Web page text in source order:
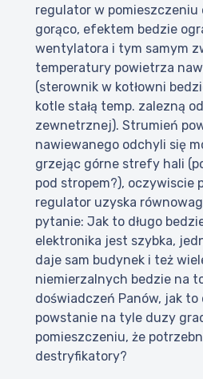
regulator w pomieszczeniu
gorąco, efektem bedzie
wentylatora i tym samym
temperatury powietrza
(sterownik w kotłowni
kotle stałą temp. zalezną
zewnetrznej). Strumień
nawiewanego odchyli się
grzejąc górne strefy hali
pod stropem?), oczywiscie
regulator uzyska
pytanie: Jak to długo
elektronika jest szybka,
daje sam budynek i też
niemierzalnych bedzie na
doświadczeń Panów, jak to
powstanie na tyle duzy
pomieszczeniu, że
destryfikatory?